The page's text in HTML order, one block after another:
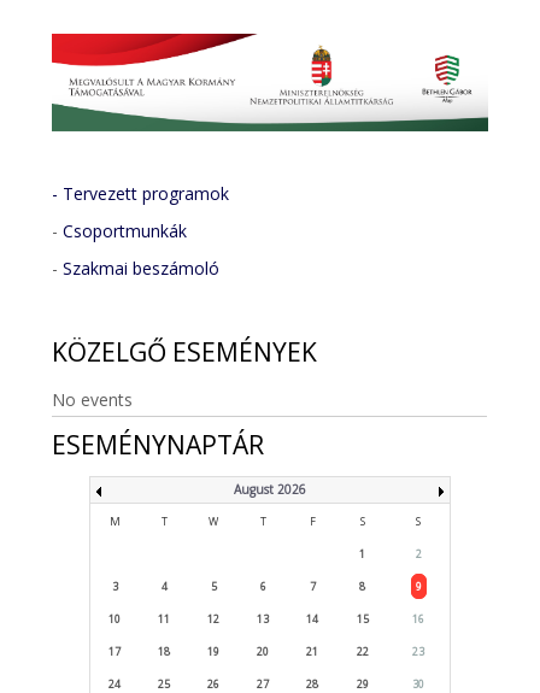
- Tervezett programok
-Csoportmunkák
-Szakmai beszámoló
KÖZELGŐ ESEMÉNYEK
No events
ESEMÉNYNAPTÁR
August 2026
M T W T F S S
1 2
3 4 5 6 7 8 9
10 11 12 13 14 15 16
17 18 19 20 21 22 23
24 25 26 27 28 29 30